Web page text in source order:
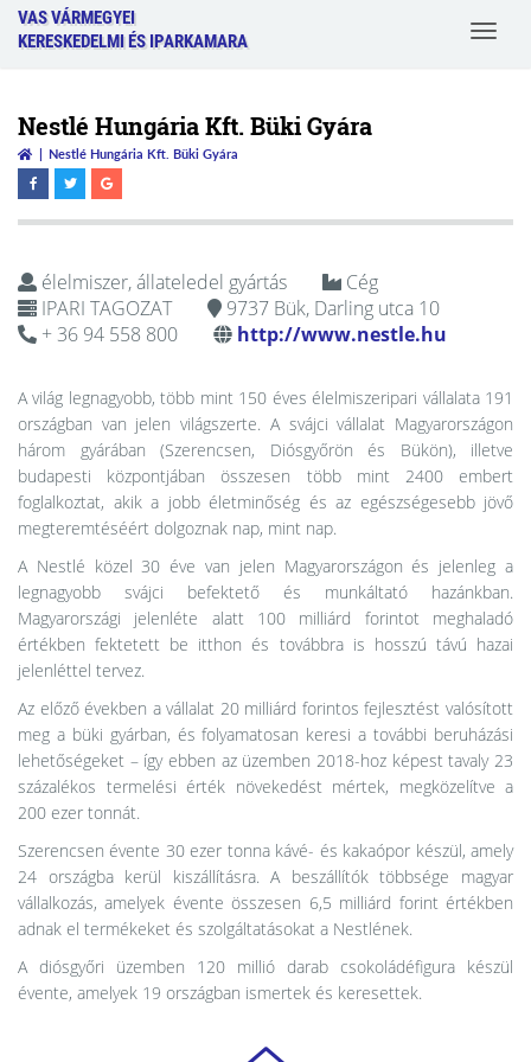
VAS VÁRMEGYEI
KERESKEDELMI ÉS IPARKAMARA
Toggle
Nestlé Hungária Kft. Büki Gyára
Nestlé Hungária Kft. Büki Gyára
élelmiszer, állateledel gyártás
Cég
IPARI TAGOZAT
9737 Bük, Darling utca 10
+ 36 94 558 800
http://www.nestle.hu
A világ legnagyobb, több mint 150 éves élelmiszeripari vállalata 191
országban van jelen világszerte. A svájci vállalat Magyarországon
három gyárában (Szerencsen, Diósgyőrön és Bükön), illetve
budapesti központjában összesen több mint 2400 embert
foglalkoztat, akik a jobb életminőség és az egészségesebb jövő
megteremtéséért dolgoznak nap, mint nap.
A Nestlé közel 30 éve van jelen Magyarországon és jelenleg a
legnagyobb svájci befektető és munkáltató hazánkban.
Magyarországi jelenléte alatt 100 milliárd forintot meghaladó
értékben fektetett be itthon és továbbra is hosszú távú hazai
jelenléttel tervez.
Az előző években a vállalat 20 milliárd forintos fejlesztést valósított
meg a büki gyárban, és folyamatosan keresi a további beruházási
lehetőségeket – így ebben az üzemben 2018-hoz képest tavaly 23
százalékos termelési érték növekedést mértek, megközelítve a
200 ezer tonnát.
Szerencsen évente 30 ezer tonna kávé- és kakaópor készül, amely
24 országba kerül kiszállításra. A beszállítók többsége magyar
vállalkozás, amelyek évente összesen 6,5 milliárd forint értékben
adnak el termékeket és szolgáltatásokat a Nestlének.
A diósgyőri üzemben 120 millió darab csokoládéfigura készül
évente, amelyek 19 országban ismertek és keresettek.